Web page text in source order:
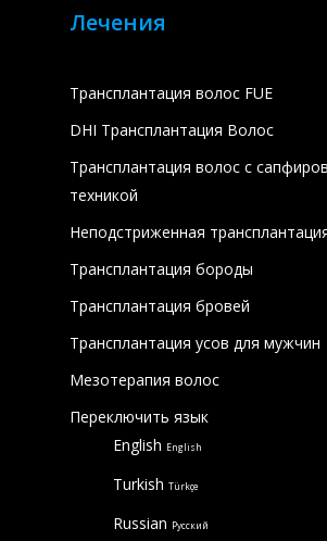
Лечения
Трансплантация волос FUE
DHI Трансплантация Волос
Трансплантация волос с
техникой
Неподстриженная
Трансплантация бороды
Трансплантация бровей
Трансплантация усов для мужчин
Мезотерапия волос
Переключить язык
English English
Turkish Türkçe
Russian Русский